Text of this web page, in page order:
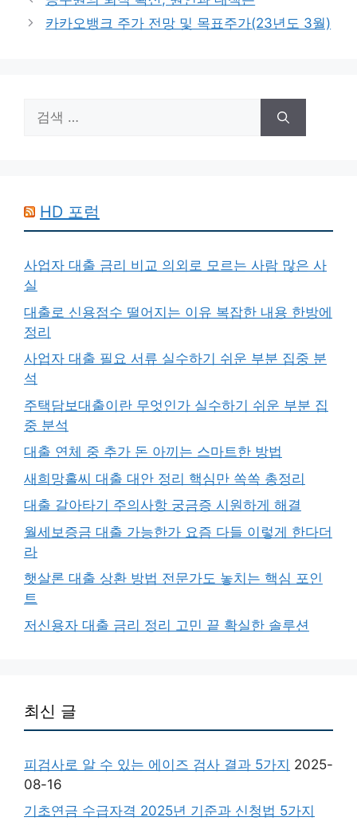
리
카카오뱅크 주가 전망 및 목표주가(23년도 3월)
색:
HD 포럼
사업자 대출 금리 비교 의외로 모르는 사람 많은 사
실
대출로 신용점수 떨어지는 이유 복잡한 내용 한방에
정리
사업자 대출 필요 서류 실수하기 쉬운 부분 집중 분
석
주택담보대출이란 무엇인가 실수하기 쉬운 부분 집
중 분석
대출 연체 중 추가 돈 아끼는 스마트한 방법
새희망홀씨 대출 대안 정리 핵심만 쏙쏙 총정리
대출 갈아타기 주의사항 궁금증 시원하게 해결
월세보증금 대출 가능한가 요즘 다들 이렇게 한다더
라
햇살론 대출 상환 방법 전문가도 놓치는 핵심 포인
트
저신용자 대출 금리 정리 고민 끝 확실한 솔루션
최신 글
피검사로 알 수 있는 에이즈 검사 결과 5가지 2025-
08-16
기초연금 수급자격 2025년 기준과 신청법 5가지